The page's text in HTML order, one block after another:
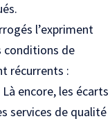
l’expriment
conditions de
récurrents :
encore, les écarts
services de qualité